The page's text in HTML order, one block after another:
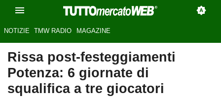
NOTIZIE TMW RADIO MAGAZINE
Rissa post-festeggiamenti
Potenza: 6 giornate di
squalifica a tre giocatori